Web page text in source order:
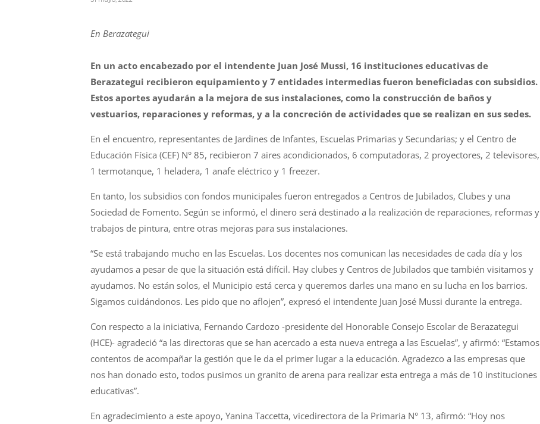
En Berazategui
En un acto encabezado por el intendente Juan José Mussi, 16 instituciones educativas de
Berazategui recibieron equipamiento y 7 entidades intermedias fueron beneficiadas con subsidios.
Estos aportes ayudarán a la mejora de sus instalaciones, como la construcción de baños y
vestuarios, reparaciones y reformas, y a la concreción de actividades que se realizan en sus sedes.
En el encuentro, representantes de Jardines de Infantes, Escuelas Primarias y Secundarias; y el Centro de
Educación Física (CEF) N° 85, recibieron 7 aires acondicionados, 6 computadoras, 2 proyectores, 2 televisores,
1 termotanque, 1 heladera, 1 anafe eléctrico y 1 freezer.
En tanto, los subsidios con fondos municipales fueron entregados a Centros de Jubilados, Clubes y una
Sociedad de Fomento. Según se informó, el dinero será destinado a la realización de reparaciones, reformas y
trabajos de pintura, entre otras mejoras para sus instalaciones.
“Se está trabajando mucho en las Escuelas. Los docentes nos comunican las necesidades de cada día y los
ayudamos a pesar de que la situación está difícil. Hay clubes y Centros de Jubilados que también visitamos y
ayudamos. No están solos, el Municipio está cerca y queremos darles una mano en su lucha en los barrios.
Sigamos cuidándonos. Les pido que no aflojen”, expresó el intendente Juan José Mussi durante la entrega.
Con respecto a la iniciativa, Fernando Cardozo -presidente del Honorable Consejo Escolar de Berazategui
(HCE)- agradeció “a las directoras que se han acercado a esta nueva entrega a las Escuelas”, y afirmó: “Estamos
contentos de acompañar la gestión que le da el primer lugar a la educación. Agradezco a las empresas que
nos han donado esto, todos pusimos un granito de arena para realizar esta entrega a más de 10 instituciones
educativas”.
En agradecimiento a este apoyo, Yanina Taccetta, vicedirectora de la Primaria N° 13, afirmó: “Hoy nos